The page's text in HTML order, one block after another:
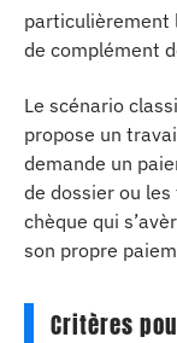
particulièrement
de complément
Le scénario
propose un
demande un
de dossier ou
chèque qui
son propre
Critères